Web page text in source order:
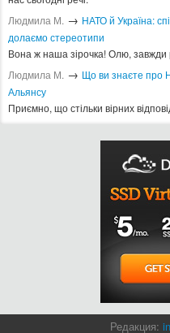
Людмила М. → ​НАТО й Україна:
долаємо стереотипи
Вона ж наша зірочка! Олю, завжди
Людмила М. → Що ви знаєте про
Альянсу ​
Приємно, що стільки вірних
Редакция: